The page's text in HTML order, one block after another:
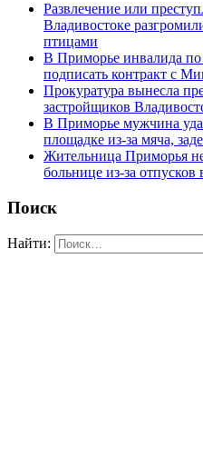
Развлечение или
Владивостоке
птицами
В Приморье инвалида
подписать контракт с
Прокуратура вынесла
застройщиков
В Приморье мужчина
площадке из-за мяча,
Жительница Приморья
больнице из-за отпусков
Поиск
Найти: